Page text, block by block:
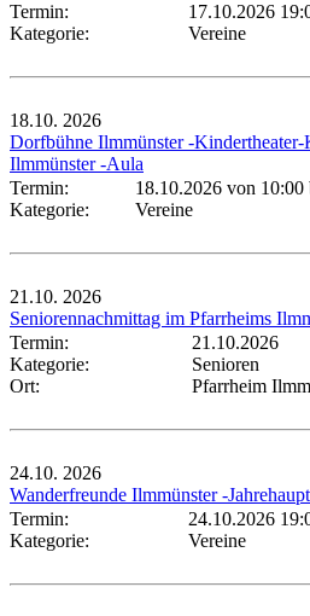
Termin:
17.10.2026
Kategorie:
Vereine
18.10. 2026
Dorfbühne Ilmmünster -
Ilmmünster -Aula
Termin:
18.10.2026 von 10:00
Kategorie:
Vereine
21.10. 2026
Seniorennachmittag im Pfarrheims
Termin:
21.10.2026
Kategorie:
Senioren
Ort:
Pfarrheim
24.10. 2026
Wanderfreunde Ilmmünster -
Termin:
24.10.2026
Kategorie:
Vereine